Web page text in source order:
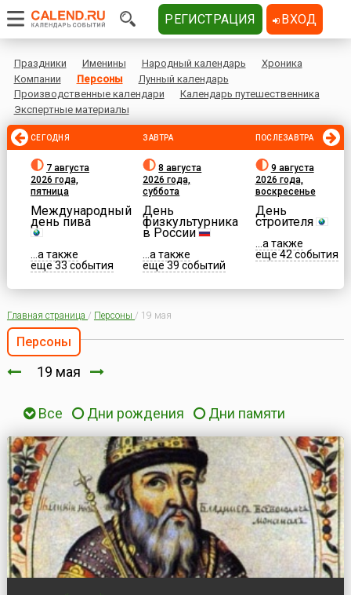
Праздники Именины Народный календарь
Хроника
Компании
Персоны
Лунный календарь
Производственные календари
Календарь путешественника
Экспертные материалы
СЕГОДНЯ
7 августа
2026 года,
пятница
Международный
день пива
...а также
еще 33 события
ЗАВТРА
8 августа
2026 года,
суббота
День
физкультурника
в России
...а также
еще 39 событий
ПОСЛЕЗАВТРА
9 августа
2026 года,
воскресенье
День
строителя
...а также
еще 42 события
Главная страница / Персоны / 19 мая
Персоны
19 мая
Все Дни рождения Дни памяти
РЕГИСТРАЦИЯ ВХОД